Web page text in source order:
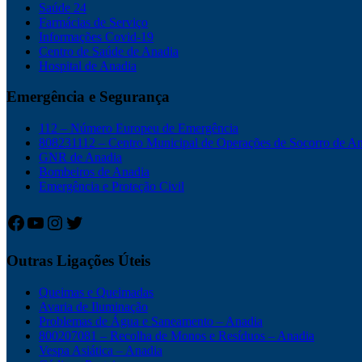
Saúde 24
Farmácias de Serviço
Informações Covid-19
Centro de Saúde de Anadia
Hospital de Anadia
Emergência e Segurança
112 – Número Europeu de Emergência
808231112 – Centro Municipal de Operações de Socorro de
GNR de Anadia
Bombeiros de Anadia
Emergência e Proteção Civil
Facebook
YouTube
Instagram
Twitter
Outras Ligações Úteis
Queimas e Queimadas
Avaria de Iluminação
Problemas de Água e Saneamento – Anadia
800207081 – Recolha de Monos e Resíduos – Anadia
Vespa Asiática – Anadia